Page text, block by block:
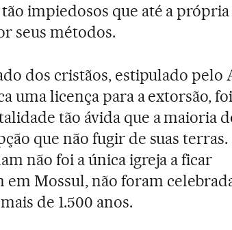
impiedosos que até a
seus métodos.
dos cristãos, estipulado pelo
uma licença para a extorsão, foi
tão ávida que a maioria
que não fugir de suas terras.
não foi a única igreja a ficar
em Mossul, não foram
de 1.500 anos.